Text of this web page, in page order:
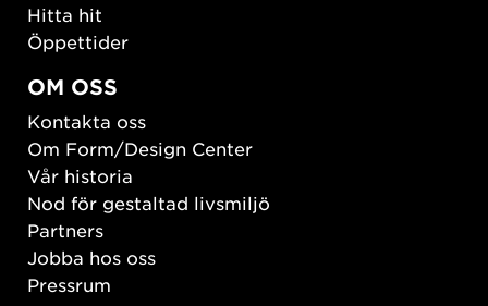
Hitta hit
Öppettider
OM OSS
Kontakta oss
Om Form/Design Center
Vår historia
Nod för gestaltad livsmiljö
Partners
Jobba hos oss
Pressrum